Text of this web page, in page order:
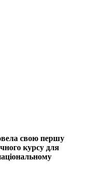
свою першу
курсу для